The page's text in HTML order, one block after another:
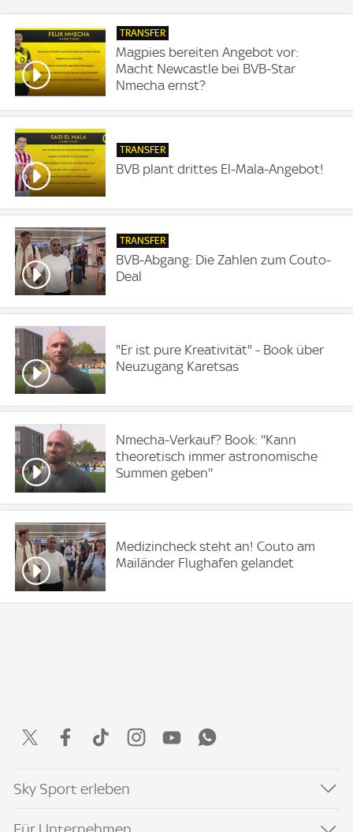
TRANSFER
Magpies bereiten Angebot vor:
Macht Newcastle bei BVB-Star
Nmecha ernst?
TRANSFER
BVB plant drittes El-Mala-Angebot!
TRANSFER
BVB-Abgang: Die Zahlen zum Couto-
Deal
"Er ist pure Kreativität" - Book über
Neuzugang Karetsas
Nmecha-Verkauf? Book: ''Kann
theoretisch immer astronomische
Summen geben''
Medizincheck steht an! Couto am
Mailänder Flughafen gelandet
Sky Sport erleben